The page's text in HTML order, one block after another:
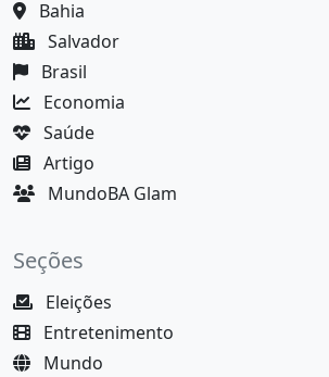
Bahia
Salvador
Brasil
Economia
Saúde
Artigo
MundoBA Glam
Seções
Eleições
Entretenimento
Mundo